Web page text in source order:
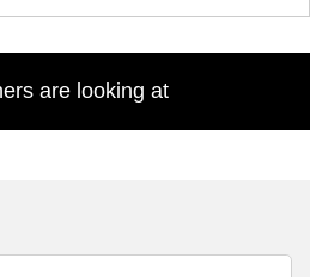
are looking at